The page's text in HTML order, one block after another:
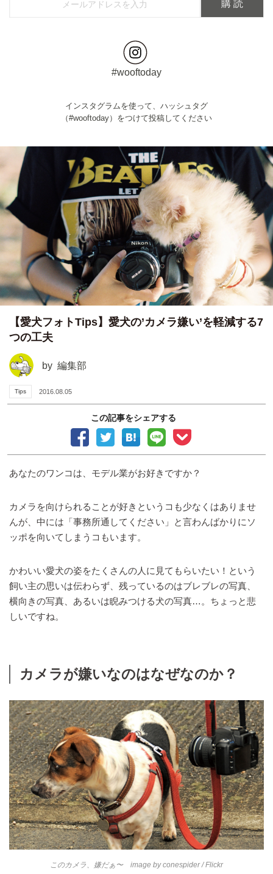
#wooftoday
インスタグラムを使って、ハッシュタグ
（#wooftoday）をつけて投稿してください
【愛犬フォトTips】愛犬の’カメラ嫌い’を軽減する7
つの工夫
by 編集部
Tips 2016.08.05
この記事をシェアする
あなたのワンコは、モデル業がお好きですか？
カメラを向けられることが好きというコも少なくはありませ
んが、中には「事務所通してください」と言わんばかりにソ
ッポを向いてしまうコもいます。
かわいい愛犬の姿をたくさんの人に見てもらいたい！という
飼い主の思いは伝わらず、残っているのはブレブレの写真、
横向きの写真、あるいは睨みつける犬の写真…。ちょっと悲
しいですね。
カメラが嫌いなのはなぜなのか？
このカメラ、嫌だぁ〜 image byconespider/ Flickr